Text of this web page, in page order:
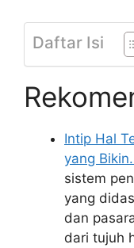
Daftar Isi
Intip Hal
yang
sistem
yang
dan
dari tujuh